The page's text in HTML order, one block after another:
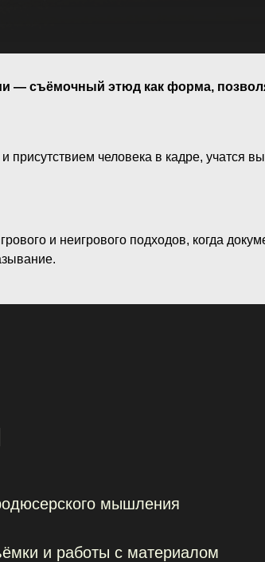
— съёмочный этюд как форма,
присутствием человека в кадре, учатся
и неигрового подходов, когда
мышления
и работы с материалом